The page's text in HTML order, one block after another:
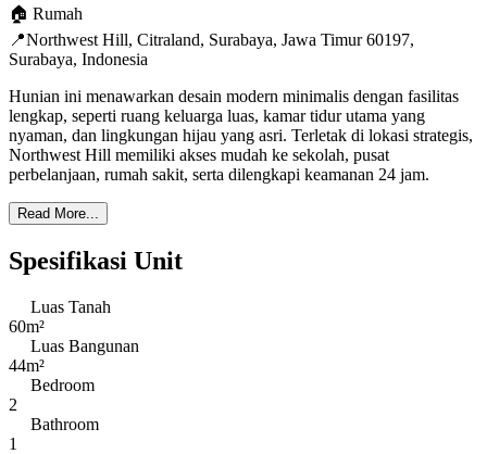
🏠 Rumah
📍Northwest Hill, Citraland, Surabaya, Jawa Timur 60197,
Surabaya, Indonesia
Hunian ini menawarkan desain modern minimalis dengan fasilitas
lengkap, seperti ruang keluarga luas, kamar tidur utama yang
nyaman, dan lingkungan hijau yang asri. Terletak di lokasi strategis,
Northwest Hill memiliki akses mudah ke sekolah, pusat
perbelanjaan, rumah sakit, serta dilengkapi keamanan 24 jam.
Read More...
Spesifikasi Unit
Luas Tanah
60m²
Luas Bangunan
44m²
Bedroom
2
Bathroom
1